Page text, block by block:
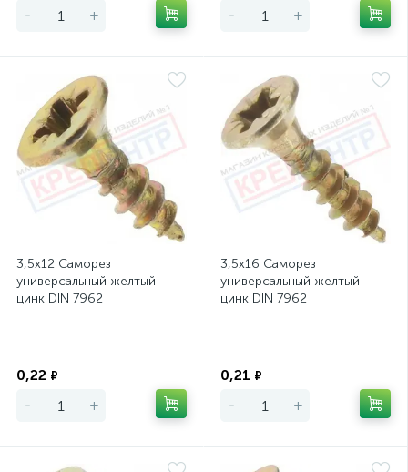
- + - +
3,5х12 Саморез
универсальный желтый
цинк DIN 7962
0,22 ₽
- +
3,5х16 Саморез
универсальный желтый
цинк DIN 7962
0,21 ₽
- +